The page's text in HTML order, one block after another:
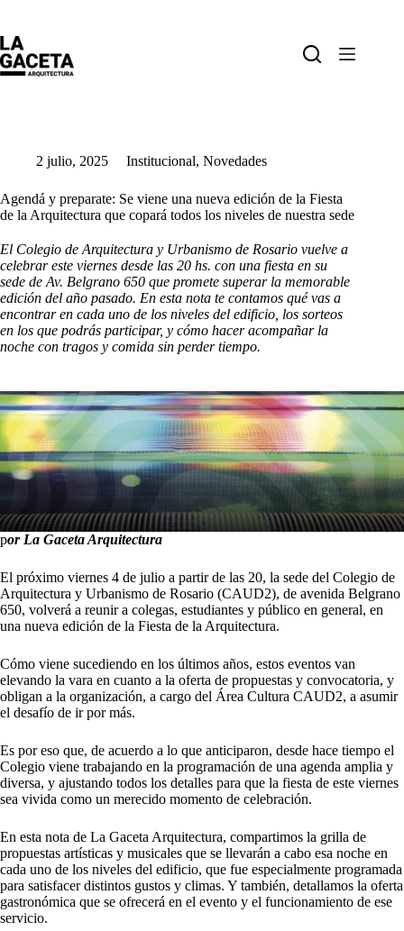
contenido
2 julio, 2025 Institucional, Novedades
Agendá y preparate: Se viene una nueva edición de la Fiesta
de la Arquitectura que copará todos los niveles de nuestra sede
El Colegio de Arquitectura y Urbanismo de Rosario vuelve a
celebrar este viernes desde las 20 hs. con una fiesta en su
sede de Av. Belgrano 650 que promete superar la memorable
edición del año pasado. En esta nota te contamos qué vas a
encontrar en cada uno de los niveles del edificio, los sorteos
en los que podrás participar, y cómo hacer acompañar la
noche con tragos y comida sin perder tiempo.
por La Gaceta Arquitectura
El próximo viernes 4 de julio a partir de las 20, la sede del Colegio de
Arquitectura y Urbanismo de Rosario (CAUD2), de avenida Belgrano
650, volverá a reunir a colegas, estudiantes y público en general, en
una nueva edición de la Fiesta de la Arquitectura.
Cómo viene sucediendo en los últimos años, estos eventos van
elevando la vara en cuanto a la oferta de propuestas y convocatoria, y
obligan a la organización, a cargo del Área Cultura CAUD2, a asumir
el desafío de ir por más.
Es por eso que, de acuerdo a lo que anticiparon, desde hace tiempo el
Colegio viene trabajando en la programación de una agenda amplia y
diversa, y ajustando todos los detalles para que la fiesta de este viernes
sea vivida como un merecido momento de celebración.
En esta nota de La Gaceta Arquitectura, compartimos la grilla de
propuestas artísticas y musicales que se llevarán a cabo esa noche en
cada uno de los niveles del edificio, que fue especialmente programada
para satisfacer distintos gustos y climas. Y también, detallamos la oferta
gastronómica que se ofrecerá en el evento y el funcionamiento de ese
servicio.